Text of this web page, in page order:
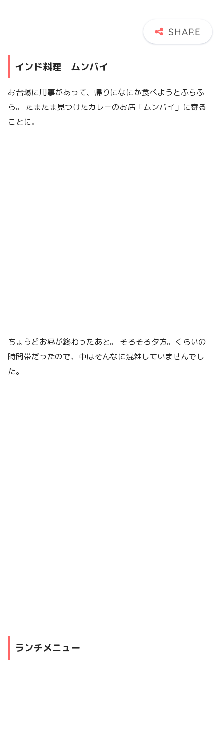
インド料理 ムンバイ
お台場に用事があって、帰りになにか食べようとふらふ
ら。 たまたま見つけたカレーのお店「ムンバイ」に寄る
ことに。
ちょうどお昼が終わったあと。 そろそろ夕方。くらいの
時間帯だったので、中はそんなに混雑していませんでし
た。
ランチメニュー